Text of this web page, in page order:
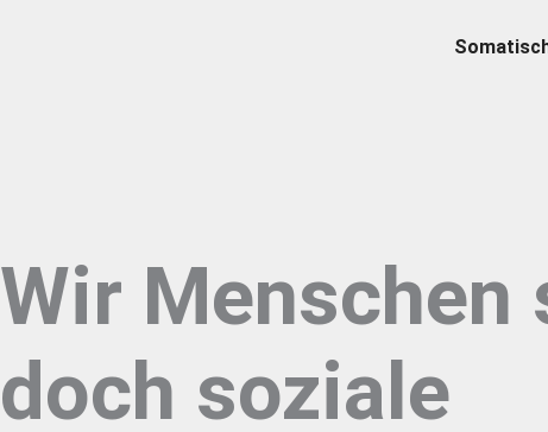
Wir Menschen
doch soziale